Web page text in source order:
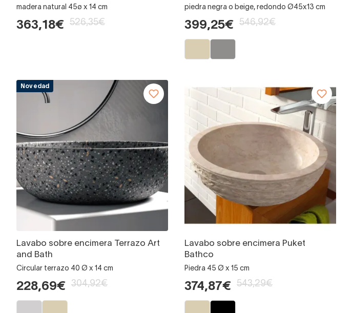
madera natural 45ø x 14 cm
363,18€ 526,35€
piedra negra o beige, redondo Ø45x13 cm
399,25€ 546,92€
Novedad
Lavabo sobre encimera Terrazo Art
and Bath
Circular terrazo 40 Ø x 14 cm
228,69€ 304,92€
Lavabo sobre encimera Puket
Bathco
Piedra 45 Ø x 15 cm
374,87€ 543,29€